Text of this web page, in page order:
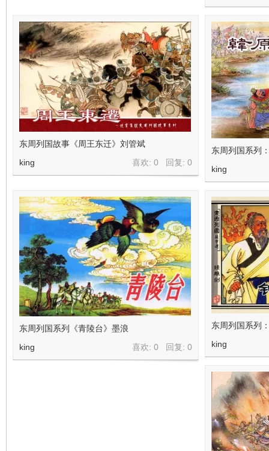
东周列国故事《周王东迁》刘管斌
喜欢: 0 回复: 0
king
东周列国系列
king
东周列国系列《青陵台》墨浪
喜欢: 0 回复: 0
king
东周列国系列
king